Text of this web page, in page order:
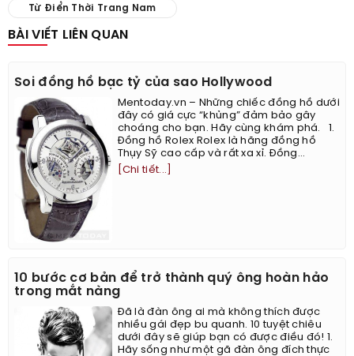
Từ Điển Thời Trang Nam
BÀI VIẾT LIÊN QUAN
Soi đồng hồ bạc tỷ của sao Hollywood
Mentoday.vn – Những chiếc đồng hồ dưới
đây có giá cực “khủng” đảm bảo gây
choáng cho bạn. Hãy cùng khám phá. 1.
Đồng hồ Rolex Rolex là hãng đồng hồ
Thụy Sỹ cao cấp và rất xa xỉ. Đồng...
[Chi tiết...]
10 bước cơ bản để trở thành quý ông hoàn hảo
trong mắt nàng
Đã là đàn ông ai mà không thích được
nhiều gái đẹp bu quanh. 10 tuyệt chiêu
dưới đây sẽ giúp bạn có được điều đó! 1.
Hãy sống như một gã đàn ông đích thực ​